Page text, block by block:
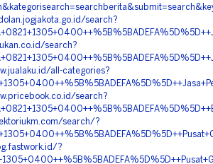
search?
search?
all-categories?
search?
search/?
?